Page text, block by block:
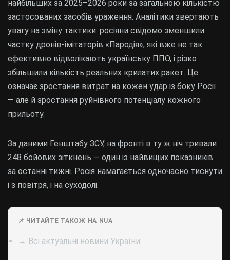
найбільших за 2025–2026 роки за загальною кількістю
застосованих засобів ураження. Аналітики звертають
увагу на зміну тактики: росіяни свідомо зменшили
частку дронів-імітаторів «Пародія», які вже не так
ефективно відволікають українську ППО, і різко
збільшили кількість реальних крилатих ракет. Це
означає зростання витрат на кожен удар із боку Росії
— але й зростання руйнівного потенціалу кожного
прильоту.
За даними Генштабу ЗСУ, на фронті в ту ж ніч тривали
248 бойових зіткнень — один із найвищих показників
за останні тижні. Росія намагається одночасно тиснути
і з повітря, і на суходолі.
📌 ЧИТАЙТЕ ТАКОЖ НА NUA
→ Всі актуальні новини України